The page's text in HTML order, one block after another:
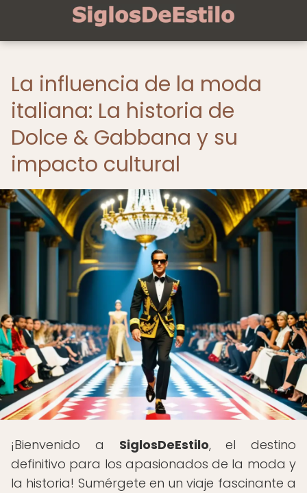
La influencia de la moda
italiana: La historia de
Dolce & Gabbana y su
impacto cultural
¡Bienvenido a SiglosDeEstilo, el destino
definitivo para los apasionados de la moda y
la historia! Sumérgete en un viaje fascinante a